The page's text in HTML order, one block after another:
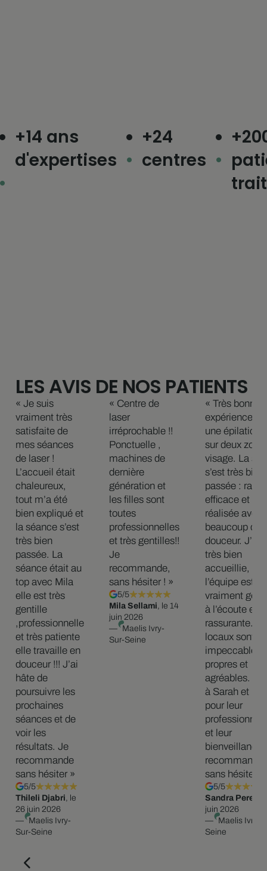
ans
+24
centres
+200
LES AVIS DE NOS PATIENTS
« Je suis
vraiment très
satisfaite de
mes séances
de laser !
L’accueil était
chaleureux,
tout m’a été
bien expliqué et
la séance s’est
très bien
passée. La
séance était au
top avec Mila
elle est très
gentille
,professionnelle
et très patiente
elle travaille en
douceur !!! J’ai
hâte de
poursuivre les
prochaines
séances et de
voir les
résultats. Je
recommande
sans hésiter »
5/5
Thileli Djabri, le
26 juin 2026
— Maelis Ivry-
Sur-Seine
« Centre de
laser
irréprochable !!
Ponctuelle ,
machines de
dernière
génération et
les filles sont
toutes
professionnelles
et très gentilles!!
Je
recommande,
sans hésiter ! »
5/5
Mila Sellami, le 14
juin 2026
— Maelis Ivry-
Sur-Seine
« Très bonne
expérience
une épilation
sur deux
visage. La
s’est très bien
passée :
efficace et
réalisée avec
beaucoup de
douceur. J’ai
très bien
accueillie,
l’équipe est
vraiment
à l’écoute et
rassurante.
locaux sont
impeccables,
propres et
agréables.
à Sarah et
pour leur
et leur
bienveillance.
recommande
sans hésiter !
5/5
Sandra Perez
juin 2026
— Maelis Ivry-
Seine